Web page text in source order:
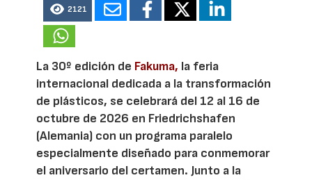
2121
La 30º edición de Fakuma, la feria
internacional dedicada a la transformación
de plásticos, se celebrará del 12 al 16 de
octubre de 2026 en Friedrichshafen
(Alemania) con un programa paralelo
especialmente diseñado para conmemorar
el aniversario del certamen. Junto a la